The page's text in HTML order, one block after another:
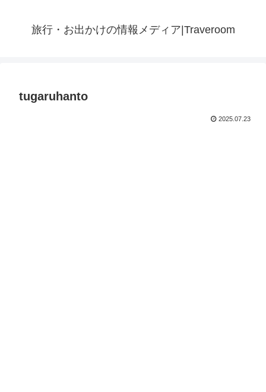
旅行・お出かけの情報メディア|Traveroom
tugaruhanto
2025.07.23